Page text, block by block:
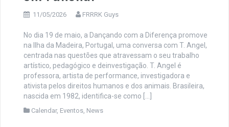
11/05/2026 FRRRK Guys
No dia 19 de maio, a Dançando com a Diferença promove
na Ilha da Madeira, Portugal, uma conversa com T. Angel,
centrada nas questões que atravessam o seu trabalho
artístico, pedagógico e deinvestigação. T. Angel é
professora, artista de performance, investigadora e
ativista pelos direitos humanos e dos animais. Brasileira,
nascida em 1982, identifica-se como […]
Calendar, Eventos News